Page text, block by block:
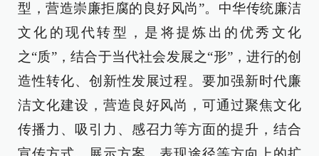
型，营造崇廉拒腐的良好风尚”。中华传统廉洁
文化的现代转型，是将提炼出的优秀文化
之“质”，结合于当代社会发展之“形”，进行的创
造性转化、创新性发展过程。要加强新时代廉
洁文化建设，营造良好风尚，可通过聚焦文化
传播力、吸引力、感召力等方面的提升，结合